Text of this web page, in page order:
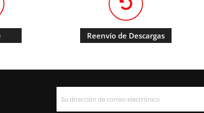
Reenvío de Descargas